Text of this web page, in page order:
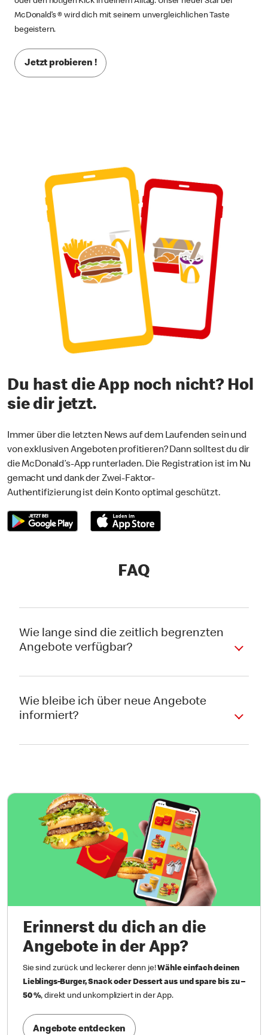
McDonald’s ® wird dich mit seinem unvergleichlichen Taste
begeistern.
Jetzt probieren !
Du hast die App noch nicht? Hol
sie dir jetzt.
Immer über die letzten News auf dem Laufenden sein und
von exklusiven Angeboten profitieren? Dann solltest du dir
die McDonald’s-App runterladen. Die Registration ist im Nu
gemacht und dank der Zwei-Faktor-
Authentifizierung ist dein Konto optimal geschützt.
FAQ
Wie lange sind die zeitlich begrenzten
Angebote verfügbar?
Wie bleibe ich über neue Angebote
informiert?
Erinnerst du dich an die
Angebote in der App?
Sie sind zurück und leckerer denn je!Wähle einfach deinen
Lieblings‑Burger, Snack oder Dessert aus und spare bis zu –
50 %, direkt und unkompliziert in der App.
Angebote entdecken